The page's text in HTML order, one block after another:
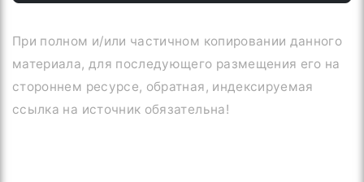
При полном и/или частичном копировании данного
материала, для последующего размещения его на
стороннем ресурсе, обратная, индексируемая
ссылка на источник обязательна!